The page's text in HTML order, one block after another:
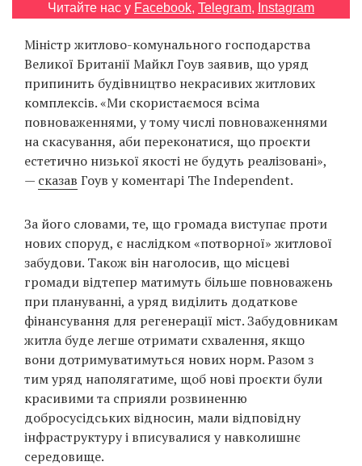
EN
RU
Читайте нас у Facebook, Telegram, Instagram
Міністр житлово-комунального господарства
Великої Британії Майкл Гоув заявив, що уряд
припинить будівництво некрасивих житлових
комплексів. «Ми скористаємося всіма
повноваженнями, у тому числі повноваженнями
на скасування, аби переконатися, що проєкти
естетично низької якості не будуть реалізовані»,
— сказав Гоув у коментарі The Independent.
За його словами, те, що громада виступає проти
нових споруд, є наслідком «потворної» житлової
забудови. Також він наголосив, що місцеві
громади відтепер матимуть більше повноважень
при плануванні, а уряд виділить додаткове
фінансування для регенерації міст. Забудовникам
житла буде легше отримати схвалення, якщо
вони дотримуватимуться нових норм. Разом з
тим уряд наполягатиме, щоб нові проєкти були
красивими та сприяли розвиненню
добросусідських відносин, мали відповідну
інфраструктуру і вписувалися у навколишнє
середовище.